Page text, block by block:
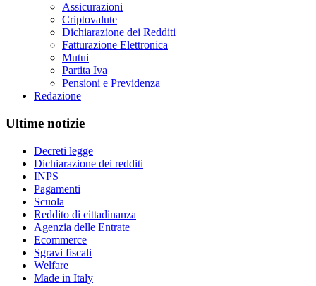
Assicurazioni
Criptovalute
Dichiarazione dei Redditi
Fatturazione Elettronica
Mutui
Partita Iva
Pensioni e Previdenza
Redazione
Ultime notizie
Decreti legge
Dichiarazione dei redditi
INPS
Pagamenti
Scuola
Reddito di cittadinanza
Agenzia delle Entrate
Ecommerce
Sgravi fiscali
Welfare
Made in Italy